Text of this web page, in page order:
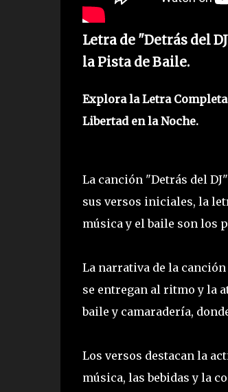
Letra de "Detrás del
la Pista de Baile.
Explora la Letra
Libertad en la Noche.
La canción "Detrás del
sus versos iniciales, la
música y el baile son los
La narrativa de la
se entregan al ritmo y la
baile y camaradería,
Los versos destacan la
música, las bebidas y la